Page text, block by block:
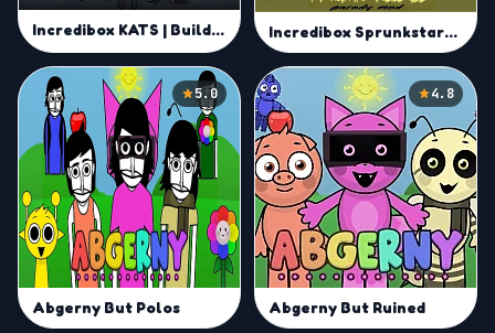
Incredibox KATS | Build Unique Beats and Remix in Sprunki Online Incredibox Sprunkstard [If sprunki were in mustard] remix | Yellow Sprunki Musical Experience
5.0
Abgerny But Polos
4.8
Abgerny But Ruined